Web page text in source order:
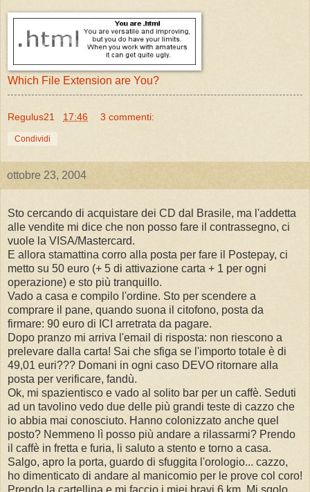
Which File Extension are You?
Regulus21 17:46 3 commenti:
Condividi
ottobre 23, 2004
Sto cercando di acquistare dei CD dal Brasile, ma l'addetta
alle vendite mi dice che non posso fare il contrassegno, ci
vuole la VISA/Mastercard.
E allora stamattina corro alla posta per fare il Postepay, ci
metto su 50 euro (+ 5 di attivazione carta + 1 per ogni
operazione) e sto più tranquillo.
Vado a casa e compilo l'ordine. Sto per scendere a
comprare il pane, quando suona il citofono, posta da
firmare: 90 euro di ICI arretrata da pagare.
Dopo pranzo mi arriva l'email di risposta: non riescono a
prelevare dalla carta! Sai che sfiga se l'importo totale è di
49,01 euri??? Domani in ogni caso DEVO ritornare alla
posta per verificare, fandù.
Ok, mi spazientisco e vado al solito bar per un caffè. Seduti
ad un tavolino vedo due delle più grandi teste di cazzo che
io abbia mai conosciuto. Hanno colonizzato anche quel
posto? Nemmeno lì posso più andare a rilassarmi? Prendo
il caffè in fretta e furia, li saluto a stento e torno a casa.
Salgo, apro la porta, guardo di sfuggita l'orologio... cazzo,
ho dimenticato di andare al manicomio per le prove col coro!